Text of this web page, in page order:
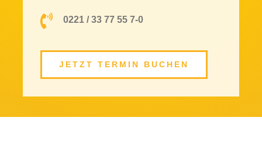
0221 / 33 77 55 7-0
JETZT TERMIN BUCHEN